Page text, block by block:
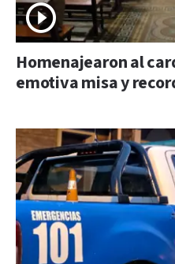
Homenajearon al
emotiva misa y